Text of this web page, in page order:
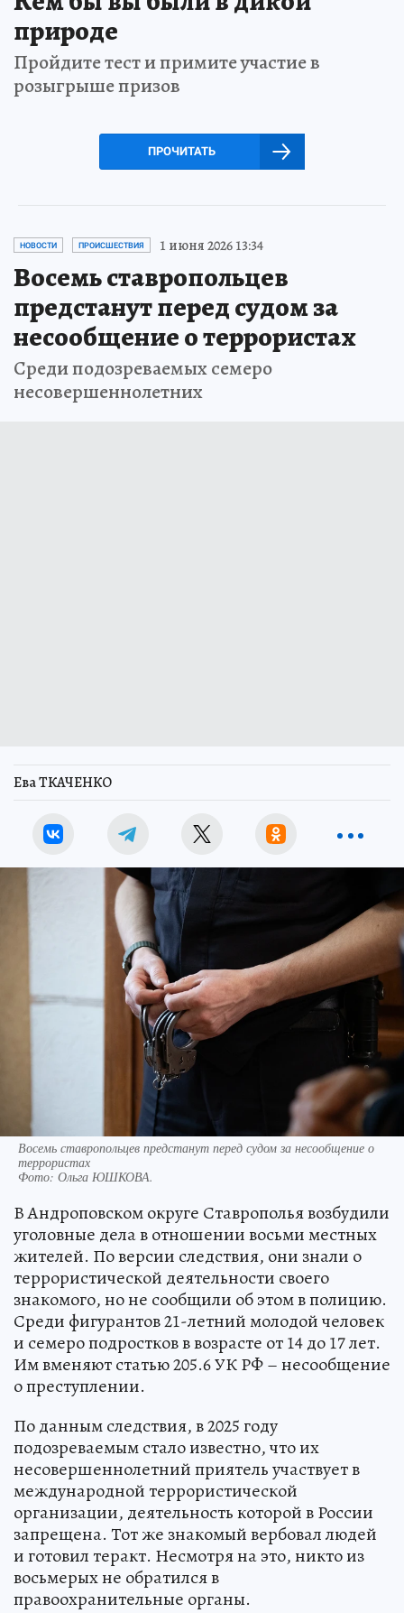
природе
Пройдите тест и примите участие в
розыгрыше призов
ПРОЧИТАТЬ
НОВОСТИ ПРОИСШЕСТВИЯ 1 июня 2026 13:34
Восемь ставропольцев
предстанут перед судом за
несообщение о террористах
Среди подозреваемых семеро
несовершеннолетних
Ева ТКАЧЕНКО
Восемь ставропольцев предстанут перед судом за несообщение о
террористах
Фото: Ольга ЮШКОВА.
В Андроповском округе Ставрополья возбудили
уголовные дела в отношении восьми местных
жителей. По версии следствия, они знали о
террористической деятельности своего
знакомого, но не сообщили об этом в полицию.
Среди фигурантов 21-летний молодой человек
и семеро подростков в возрасте от 14 до 17 лет.
Им вменяют статью 205.6 УК РФ – несообщение
о преступлении.
По данным следствия, в 2025 году
подозреваемым стало известно, что их
несовершеннолетний приятель участвует в
международной террористической
организации, деятельность которой в России
запрещена. Тот же знакомый вербовал людей
и готовил теракт. Несмотря на это, никто из
восьмерых не обратился в
правоохранительные органы.